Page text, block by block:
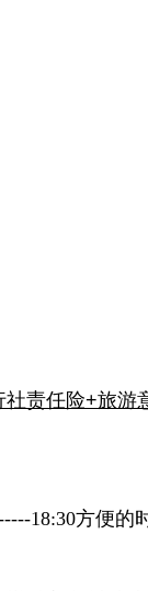
责任险+旅游
18:30方便的